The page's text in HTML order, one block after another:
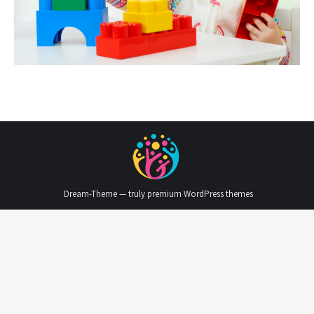
Dream-Theme — truly premium WordPress themes